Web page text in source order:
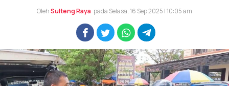
OlehSulteng Raya pada Selasa, 16 Sep 2025 | 10:05 am